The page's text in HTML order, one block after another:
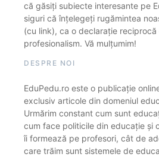
că găsiți subiecte interesante pe
siguri că înțelegeți rugămintea
(cu link), ca o declarație
profesionalism. Vă mulțumim!
DESPRE NOI
EduPedu.ro este o publicație
exclusiv articole din domeniul
Urmărim constant cum sunt
cum face politicile din educație și
îi formează pe profesori, cât de
care trăim sunt sistemele de